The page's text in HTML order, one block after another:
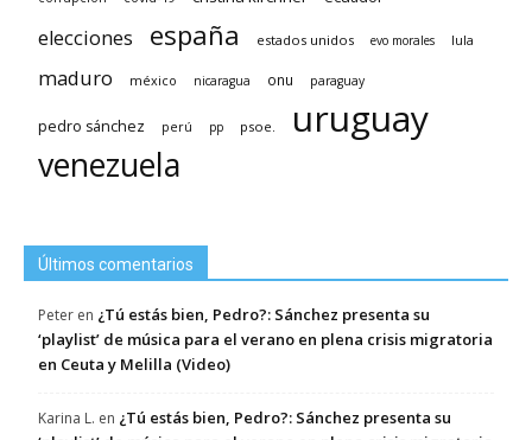
elecciones españa estados unidos evo morales lula
maduro méxico nicaragua onu paraguay
pedro sánchez perú pp psoe. uruguay
venezuela
Últimos comentarios
Peter en ¿Tú estás bien, Pedro?: Sánchez presenta su
‘playlist’ de música para el verano en plena crisis migratoria
en Ceuta y Melilla (Video)
Karina L. en ¿Tú estás bien, Pedro?: Sánchez presenta su